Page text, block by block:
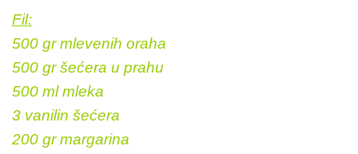
Fil:
500 gr mlevenih oraha
500 gr šećera u prahu
500 ml mleka
3 vanilin šećera
200 gr margarina